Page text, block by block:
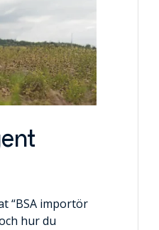
“BSA importör
hur du